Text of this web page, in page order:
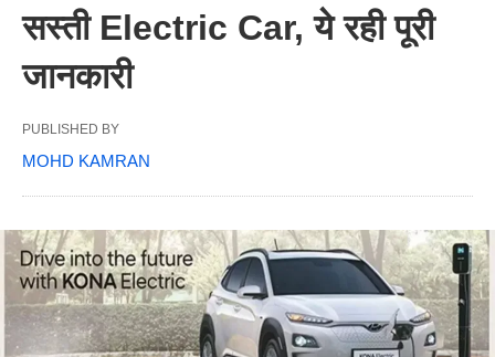
सस्ती Electric Car, ये रही पूरी
जानकारी
PUBLISHED BY
MOHD KAMRAN